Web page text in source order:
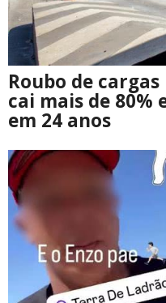
Roubo de
cai mais de 80%
em 24 anos